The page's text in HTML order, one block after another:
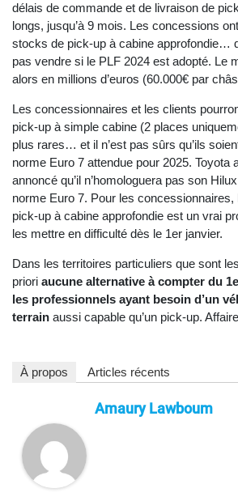
délais de commande et de livraison de
longs, jusqu’à 9 mois. Les concessions
stocks de pick-up à cabine approfondie…
pas vendre si le PLF 2024 est adopté. Le
alors en millions d’euros (60.000€ par
Les concessionnaires et les clients
pick-up à simple cabine (2 places
plus rares… et il n’est pas sûrs qu’ils
norme Euro 7 attendue pour 2025. Toyota
annoncé qu’il n’homologuera pas son
norme Euro 7. Pour les
pick-up à cabine approfondie est un vrai
les mettre en difficulté dès le 1er janvier.
Dans les territoires particuliers que sont
priori aucune alternative à compter du
les professionnels ayant besoin d’un
terrain aussi capable qu’un pick-up.
À propos Articles récents
Amaury Lawboum